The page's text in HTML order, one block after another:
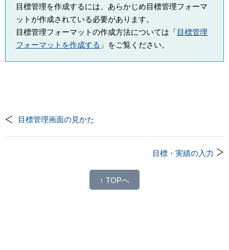
目標管理を作成するには、あらかじめ目標管理フォーマ
ットが作成されている必要があります。
目標管理フォーマットの作成方法については「目標管理
フォーマットを作成する 」をご覧ください。
目標管理画面の見かた
目標・実績の入力
↑ TOPへ